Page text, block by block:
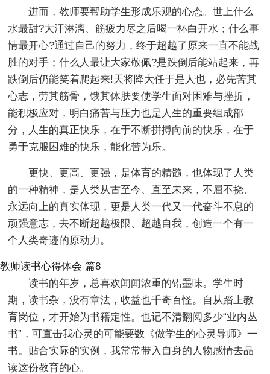
进而，教师要帮助学生形成乐观的心态。世上什么
水最甜?大汗淋漓、筋疲力尽之后喝一杯白开水；什么事
情最开心?通过自己的努力，终于超越了原来一直不能战
胜的对手；什么人最让大家敬佩?是跌倒后能站起来，再
跌倒后仍能笑着爬起来!天将降大任于是人也，必先苦其
心志，劳其筋骨，饿其体肤要使学生面对困难与挫折，
能积极应对，明白痛苦与压力也是人生的重要组成部
分，人生的真正快乐，在于不断拼搏向前的快乐，在于
勇于克服困难的快乐，能化苦为乐。
更快、更高、更强，是体育的精髓，也体现了人类
的一种精神，是人类从古至今、直至未来，不屈不挠、
永远向上的真实体现，更是人类一代又一代奋斗不息的
顽强意志，去不断超越极限、超越自我，创造一个有一
个人类奇迹的原动力。
教师读书心得体会 篇8
读书的年岁，总喜欢闻闻浓重的铅墨味。学生时
期，读书杂，没有章法，收益也千奇百怪。自从踏上教
育岗位，才开始为书籍定性。也记不清翻阅多少“业内丛
书”，可直击我心灵的可能要数《做学生的心灵导师》一
书。贴合实际的实例，我常常带入自身的人物感情去品
读这份教育的心。